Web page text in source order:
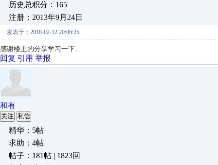
历史总积分：165
注册：2013年9月24日
发表于：2018-02-12 20:06:25
感谢楼主的分享学习一下..
回复 引用 举报
和有
关注 私信
精华：5帖
求助：4帖
帖子：181帖 | 1823回